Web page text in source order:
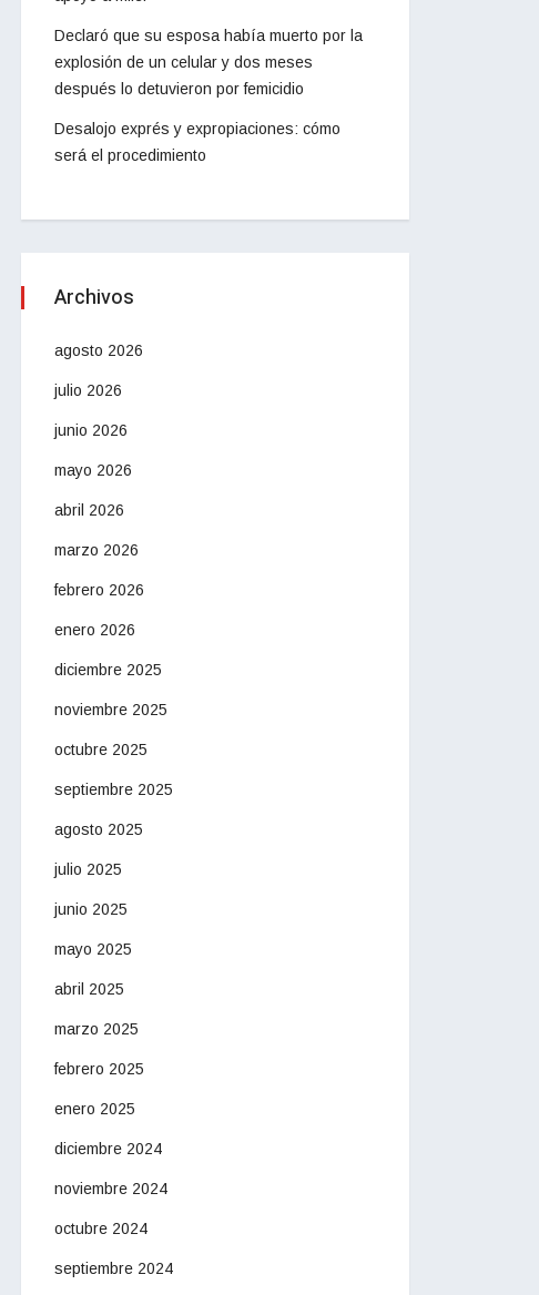
Declaró que su esposa había muerto por la
explosión de un celular y dos meses
después lo detuvieron por femicidio
Desalojo exprés y expropiaciones: cómo
será el procedimiento
Archivos
agosto 2026
julio 2026
junio 2026
mayo 2026
abril 2026
marzo 2026
febrero 2026
enero 2026
diciembre 2025
noviembre 2025
octubre 2025
septiembre 2025
agosto 2025
julio 2025
junio 2025
mayo 2025
abril 2025
marzo 2025
febrero 2025
enero 2025
diciembre 2024
noviembre 2024
octubre 2024
septiembre 2024